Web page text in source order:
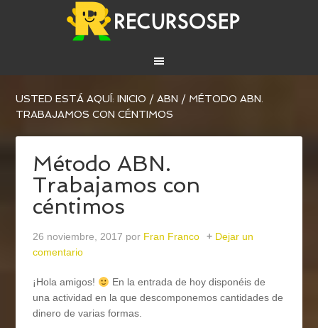
USTED ESTÁ AQUÍ:INICIO / ABN / MÉTODO ABN.
TRABAJAMOS CON CÉNTIMOS
Método ABN.
Trabajamos con
céntimos
26 noviembre, 2017 por Fran Franco
Dejar un
comentario
¡Hola amigos!
En la entrada de hoy disponéis de
una actividad en la que descomponemos cantidades de
dinero de varias formas.